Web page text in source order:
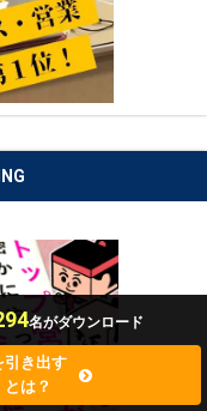
名がダウンロード
引き出す
は？